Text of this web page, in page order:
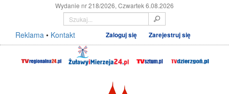
Wydanie nr 218/2026, Czwartek 6.08.2026
Reklama • Kontakt Zaloguj się Zarejestruj się